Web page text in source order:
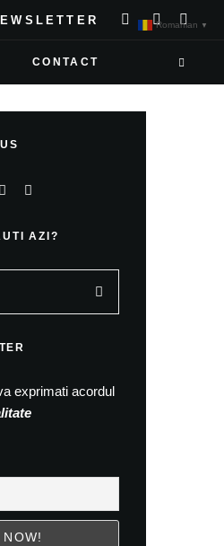
CONTACT
AZI?
exprimati acordul
Romanian ▼